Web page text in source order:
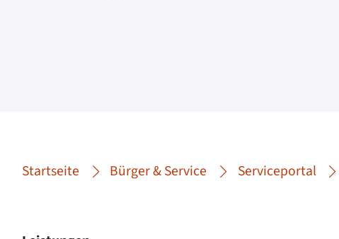
Startseite Bürger & Service Serviceportal